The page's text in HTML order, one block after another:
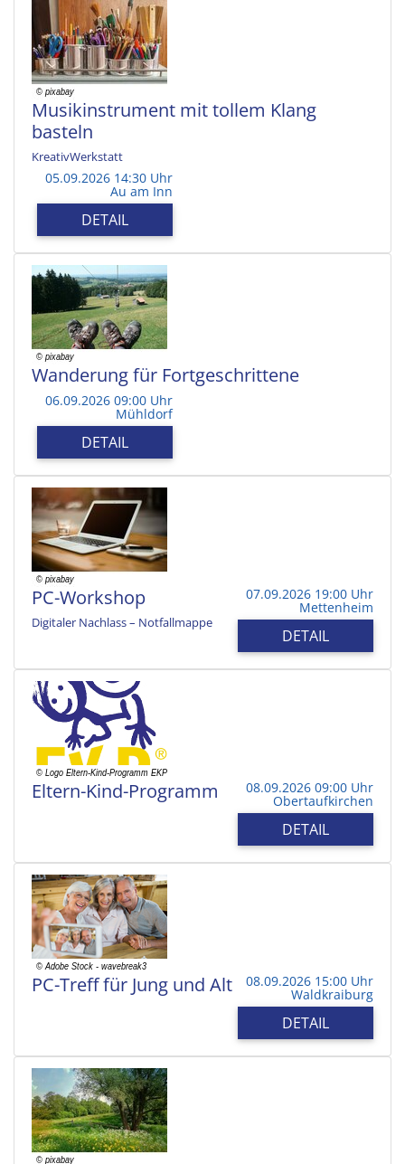
Musikinstrument mit tollem Klang
basteln
KreativWerkstatt
05.09.2026 14:30 Uhr
Au am Inn
DETAIL
Wanderung für Fortgeschrittene
06.09.2026 09:00 Uhr
Mühldorf
DETAIL
PC-Workshop
Digitaler Nachlass – Notfallmappe
07.09.2026 19:00 Uhr
Mettenheim
DETAIL
Eltern-Kind-Programm 08.09.2026 09:00 Uhr
Obertaufkirchen
DETAIL
PC-Treff für Jung und Alt 08.09.2026 15:00 Uhr
Waldkraiburg
DETAIL